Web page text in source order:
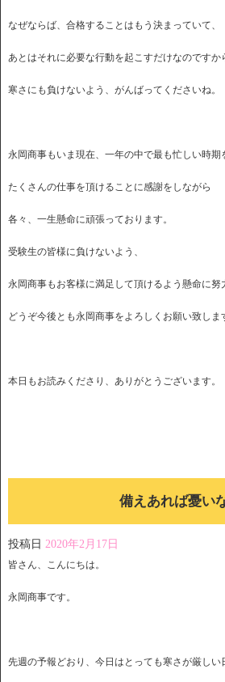
なぜならば、合格することはもう決まっていて、
あとはそれに必要な行動を起こすだけなのですか
寒さにも負けないよう、がんばってくださいね。
永岡商事もいま現在、一年の中で最も忙しい時期
たくさんの仕事を頂けることに感謝をしながら
各々、一生懸命に頑張っております。
受験生の皆様に負けないよう、
永岡商事もお客様に満足して頂けるよう懸命に努
どうぞ今後とも永岡商事をよろしくお願い致しま
本日もお読みくださり、ありがとうございます。
備えあれば憂い
投稿日 2020年2月17日
皆さん、こんにちは。
永岡商事です。
先週の予報どおり、今日はとっても寒さが厳しい